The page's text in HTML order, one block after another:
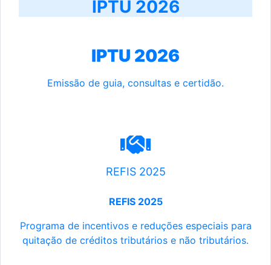
IPTU 2026
IPTU 2026
Emissão de guia, consultas e certidão.
REFIS 2025
REFIS 2025
Programa de incentivos e reduções especiais para
quitação de créditos tributários e não tributários.